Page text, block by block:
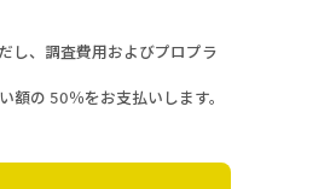
し、調査費用およびプロプラ
の 50％をお支払いします。